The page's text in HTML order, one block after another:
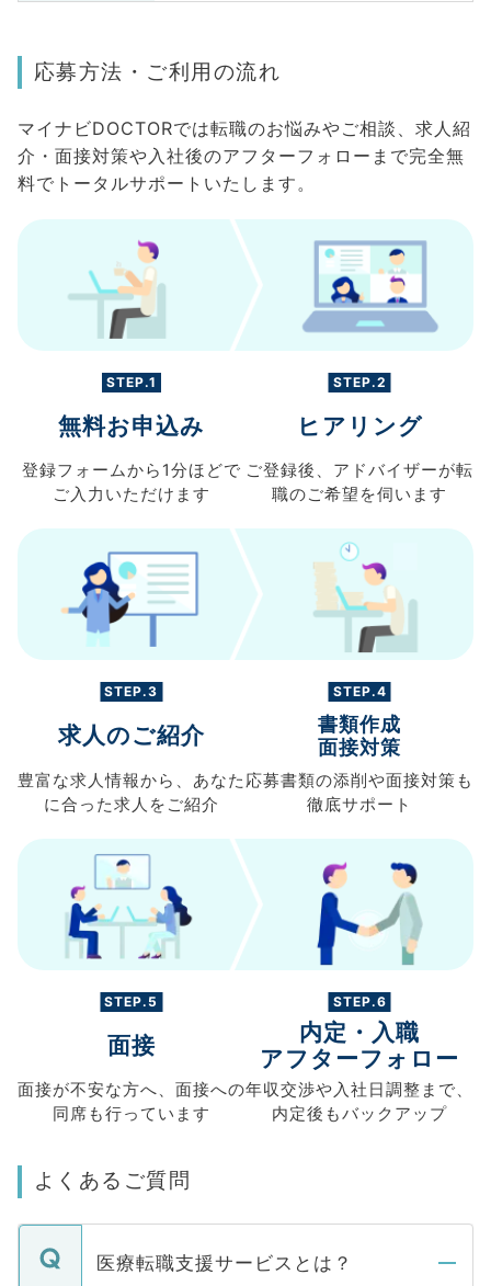
応募方法・ご利用の流れ
マイナビDOCTORでは転職のお悩みやご相談、求人紹
介・面接対策や入社後のアフターフォローまで完全無
料でトータルサポートいたします。
STEP.1
無料お申込み
登録フォームから 1分ほどで
ご入力 いただけます
STEP.2
ヒアリング
ご登録後、 アドバイザーが転
職のご希望を伺います
STEP.3
求人のご紹介
豊富な求人情報から、 あなた
に合った求人を ご紹介
STEP.4
書類作成
面接対策
応募書類の添削や面接対策も
徹底サポート
STEP.5
面接
面接が不安な方へ、 面接への
同席も行っています
STEP.6
内定・入職
アフターフォロー
年収交渉や入社日調整まで、
内定後もバックアップ
よくあるご質問
医療転職支援サービスとは？